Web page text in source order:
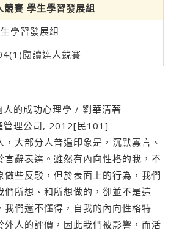
賽 學生學習發展組
學習發展組
閱讀達人競賽
人的成功心理學 / 劉華清著
管理公司, 2012[民101]
大部分人普遍印象是，沉默寡言、
言辭表達。雖然有內向性格的我，不
做些反駁，但於表面上的行為，我們
們所想、和所想做的，卻並不是這
我們還不懂得，自我的內向性格特
外人的評價，因此我們被影響，而活